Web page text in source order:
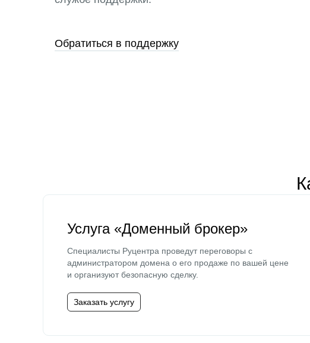
Обратиться в поддержку
Услуга «Доменный брокер»
Специалисты Руцентра проведут переговоры с
администратором домена о его продаже по вашей цене
и организуют безопасную сделку.
Заказать услугу